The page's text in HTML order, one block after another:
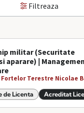
Filtreaza
militar (Securitate
aparare) |
Terestre Nicolae
de Licenta Acreditat